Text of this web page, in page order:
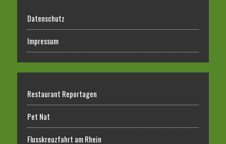
Datenschutz
Impressum
Restaurant Reportagen
Pet Nat
Flusskreuzfahrt am Rhein